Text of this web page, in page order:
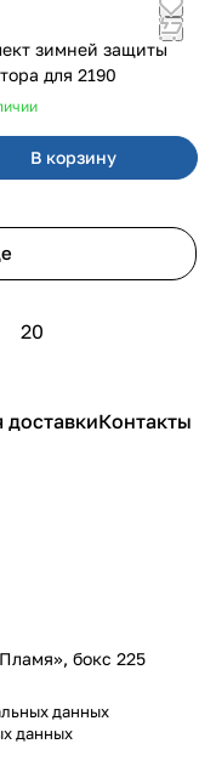
зимней защиты
радиатора для 2190
В корзину
20
доставкиКонтакты
бокс 225
данных
данных